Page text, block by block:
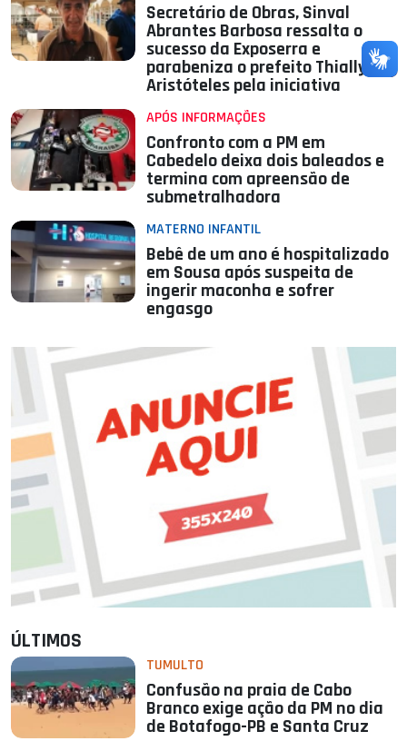
Secretário de Obras, Sinval
Abrantes Barbosa ressalta o
sucesso da Exposerra e
parabeniza o prefeito Thially
Aristóteles pela iniciativa
APÓS INFORMAÇÕES
Confronto com a PM em
Cabedelo deixa dois baleados e
termina com apreensão de
submetralhadora
MATERNO INFANTIL
Bebê de um ano é hospitalizado
em Sousa após suspeita de
ingerir maconha e sofrer
engasgo
ÚLTIMOS
TUMULTO
Confusão na praia de Cabo
Branco exige ação da PM no dia
de Botafogo-PB e Santa Cruz